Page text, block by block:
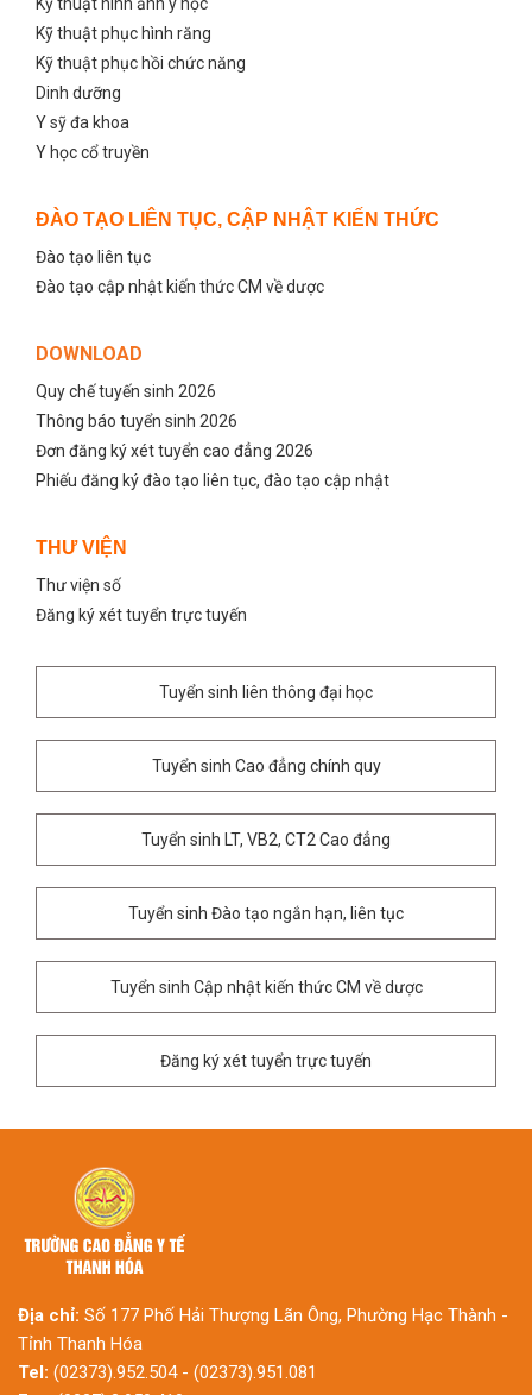
Kỹ thuật phục hình răng
Kỹ thuật phục hồi chức năng
Dinh dưỡng
Y sỹ đa khoa
Y học cổ truyền
ĐÀO TẠO LIÊN TỤC, CẬP NHẬT KIẾN THỨC
Đào tạo liên tục
Đào tạo cập nhật kiến thức CM về dược
DOWNLOAD
Quy chế tuyến sinh 2026
Thông báo tuyển sinh 2026
Đơn đăng ký xét tuyển cao đẳng 2026
Phiếu đăng ký đào tạo liên tục, đào tạo cập nhật
THƯ VIỆN
Thư viện số
Đăng ký xét tuyển trực tuyến
Tuyển sinh liên thông đại học
Tuyển sinh Cao đẳng chính quy
Tuyển sinh LT, VB2, CT2 Cao đẳng
Tuyển sinh Đào tạo ngắn hạn, liên tục
Tuyển sinh Cập nhật kiến thức CM về dược
Đăng ký xét tuyển trực tuyến
Địa chỉ: Số 177 Phố Hải Thượng Lãn Ông, Phường Hạc Thành -
Tỉnh Thanh Hóa
Tel: (02373).952.504 - (02373).951.081